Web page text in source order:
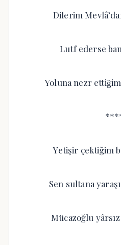
Dilerim
Lutf ederse
Yoluna nezr
Yetişir çektiğim
Sen sultana
Mücazoğlu